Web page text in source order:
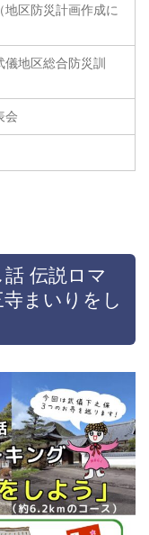
区防災計画作成に
儀地区総合防災訓
会
伝説ロマ
まいりをし